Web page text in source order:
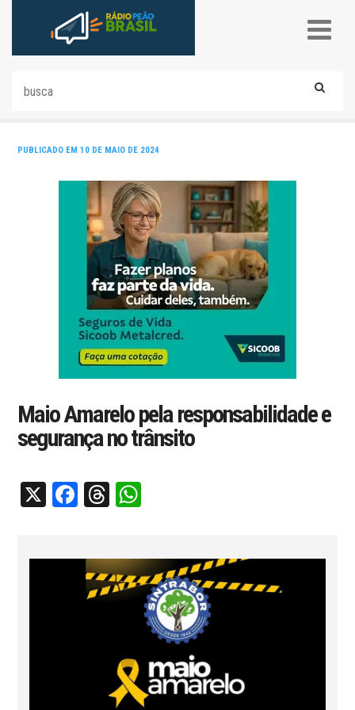
PUBLICADO EM 10 DE MAIO DE 2024
Maio Amarelo pela responsabilidade e
segurança no trânsito
X Facebook
Threads